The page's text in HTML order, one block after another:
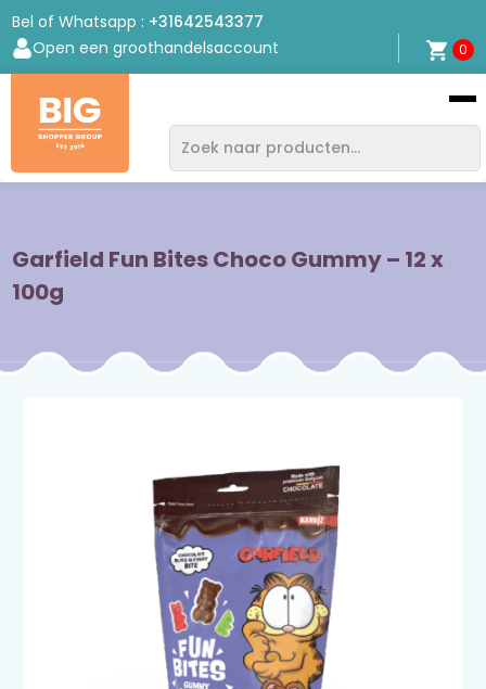
Bel of Whatsapp : +31642543377
Open een groothandelsaccount
0
Bigshopper
Group
Garfield Fun Bites Choco Gummy – 12 x
100g